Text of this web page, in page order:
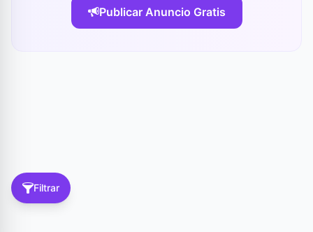
Filtrar
Publicar Anuncio Gratis